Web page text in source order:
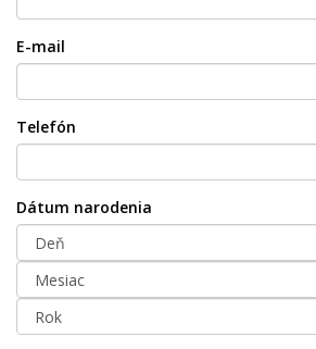
E-mail
Telefón
Dátum narodenia